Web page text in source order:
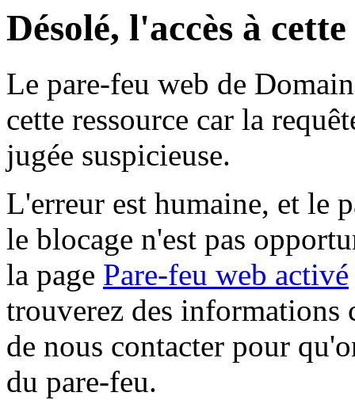
Désolé, l'accès à
Le pare-feu web de
cette ressource car la
jugée suspicieuse.
L'erreur est humaine, et le
le blocage n'est pas
la page Pare-feu web activé
trouverez des informations
de nous contacter pour
du pare-feu.